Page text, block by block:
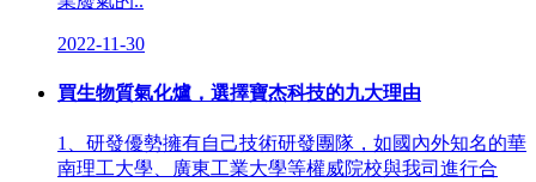
2022-11-30
買生物質氣化爐，選擇寶杰科技的九大理由
1、研發優勢擁有自己技術研發團隊，如國內外知名的華
南理工大學、廣東工業大學等權威院校與我司進行合